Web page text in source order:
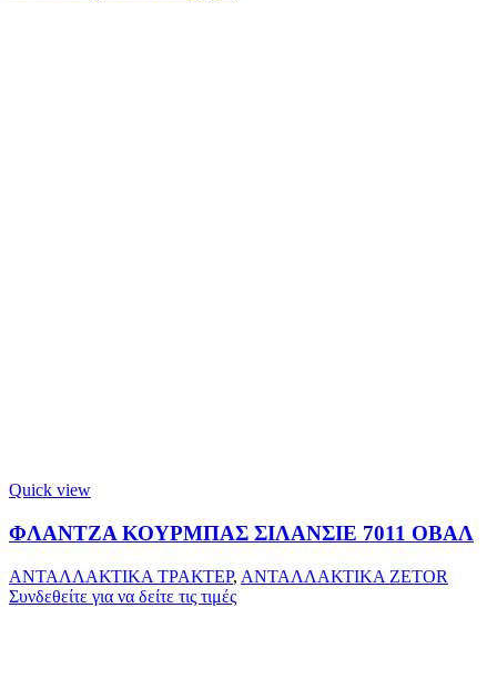
Quick view
ΦΛΑΝΤΖΑ ΚΟΥΡΜΠΑΣ ΣΙΛΑΝΣΙΕ 7011 ΟΒΑΛ
ΑΝΤΑΛΛΑΚΤΙΚΑ ΤΡΑΚΤΕΡ, ΑΝΤΑΛΛΑΚΤΙΚΑ ZETOR
Συνδεθείτε για να δείτε τις τιμές